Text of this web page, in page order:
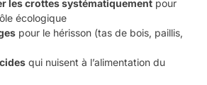
les crottes systématiquement pour
écologique
pour le hérisson (tas de bois, paillis,
qui nuisent à l’alimentation du